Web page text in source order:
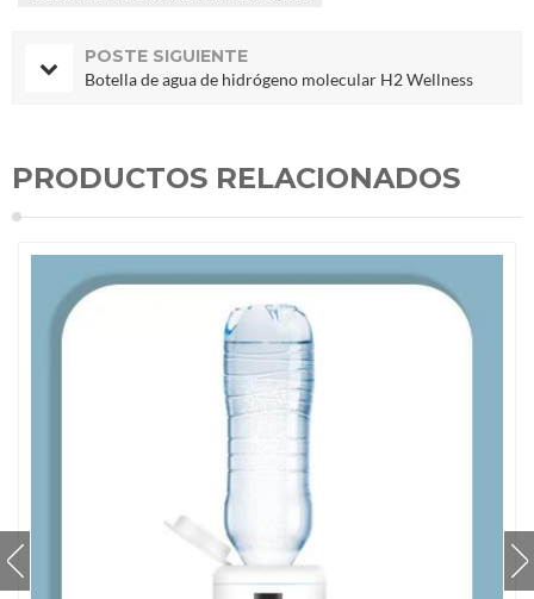
POSTE SIGUIENTE
Botella de agua de hidrógeno molecular H2 Wellness
PRODUCTOS RELACIONADOS